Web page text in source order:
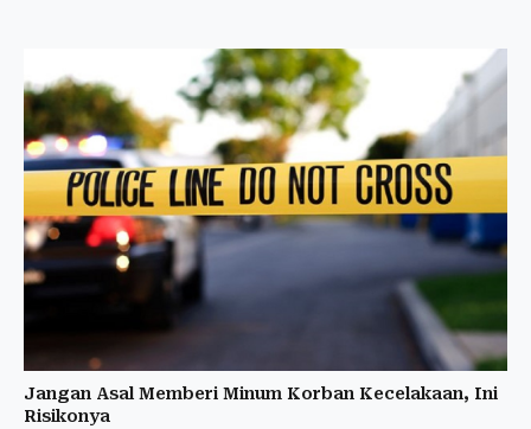
Jangan Asal Memberi Minum Korban Kecelakaan, Ini
Risikonya